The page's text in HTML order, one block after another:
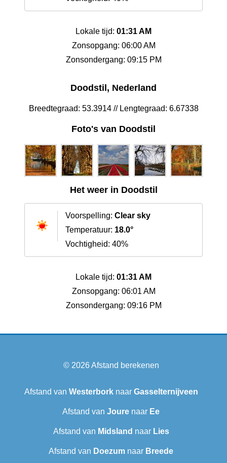
Lokale tijd: 01:31 AM
Zonsopgang: 06:00 AM
Zonsondergang: 09:15 PM
Doodstil, Nederland
Breedtegraad: 53.3914 // Lengtegraad: 6.67338
Foto's van Doodstil
Het weer in Doodstil
Voorspelling: Clear sky
Temperatuur: 18.0°
Vochtigheid: 40%
Lokale tijd: 01:31 AM
Zonsopgang: 06:01 AM
Zonsondergang: 09:16 PM
© 2026Afstand berekenen
Afstand van Westerborknaar Gasselternijveen
Afstand van Joure naar Ee
Afstand van Midsland naar Lies
Afstand van Doezum naar Breede